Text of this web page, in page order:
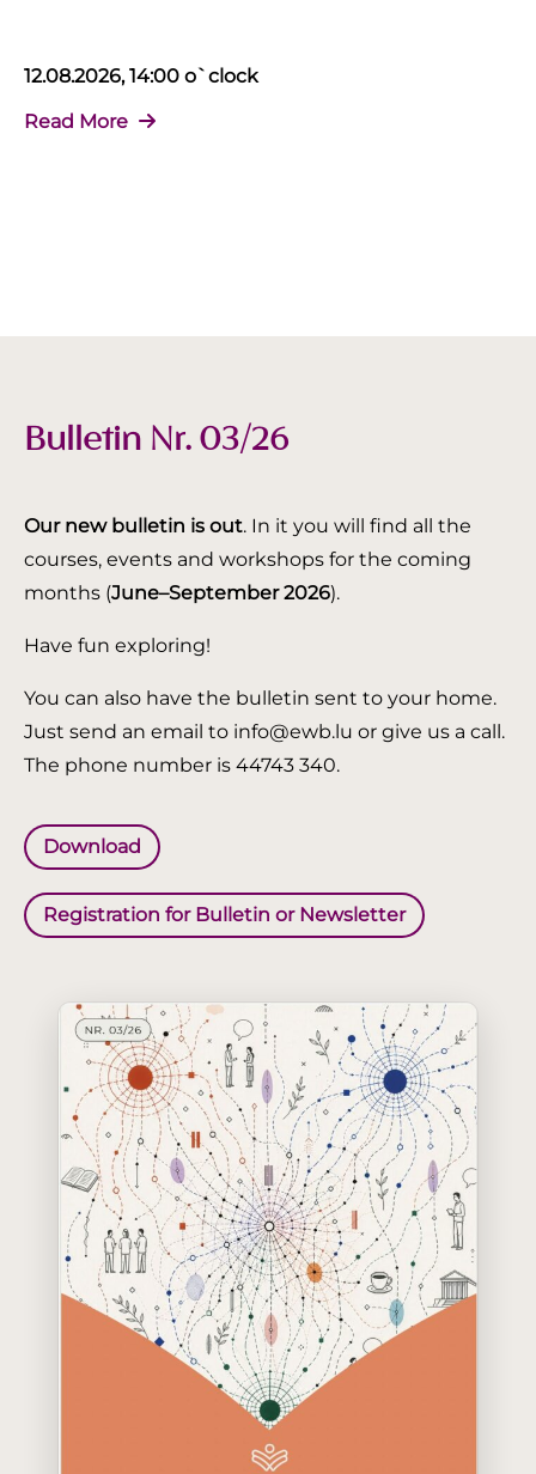
12.08.2026, 14:00 o`clock
Read More
Bulletin Nr. 03/26
Our new bulletin is out. In it you will find all the
courses, events and workshops for the coming
months (June–September 2026).
Have fun exploring!
You can also have the bulletin sent to your home.
Just send an email to info@ewb.lu or give us a call.
The phone number is 44743 340.
Download
Registration for Bulletin or Newsletter